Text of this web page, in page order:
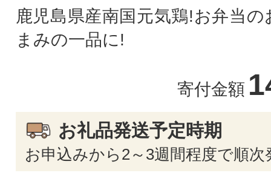
鹿児島県産南国元気鶏!お弁当
まみの一品に!
寄付金額
お礼品発送予定時期
お申込みから2～3週間程度で順次